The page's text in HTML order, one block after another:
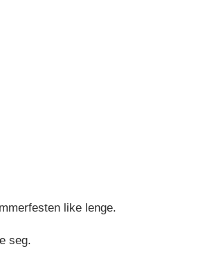
like lenge.
seg.